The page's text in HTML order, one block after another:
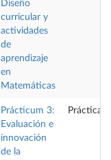
Diseño
curricular y
actividades
de
aprendizaje
en
Matemáticas
Prácticum 3:
Evaluación e
innovación
de la
Prácticas